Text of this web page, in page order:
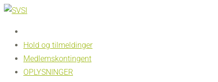
Hold og tilmeldinger
Medlemskontingent
OPLYSNINGER